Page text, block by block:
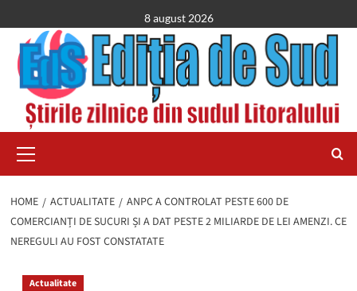
to
content
8 august 2026
Menu
HOME ACTUALITATE
ANPC A CONTROLAT PESTE 600 DE
COMERCIANȚI DE SUCURI ȘI A DAT PESTE 2 MILIARDE DE LEI AMENZI. CE
NEREGULI AU FOST CONSTATATE
Actualitate